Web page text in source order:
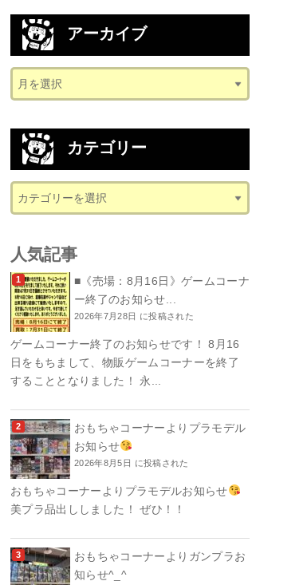
アーカイブ
カテゴリー
人気記事
■《売場：8月16日》ゲームコーナ
ー終了のお知らせ...
2026年7月28日 に投稿された
ゲームコーナー終了のお知らせです！ 8月16
日をもちまして、物販ゲームコーナーを終了
することとなりました！ 永...
おもちゃコーナーよりプラモデル
お知らせ
2026年8月5日 に投稿された
おもちゃコーナーよりプラモデルお知らせ
美プラ品出ししました！ ぜひ！！
おもちゃコーナーよりガンプラお
知らせ^_^